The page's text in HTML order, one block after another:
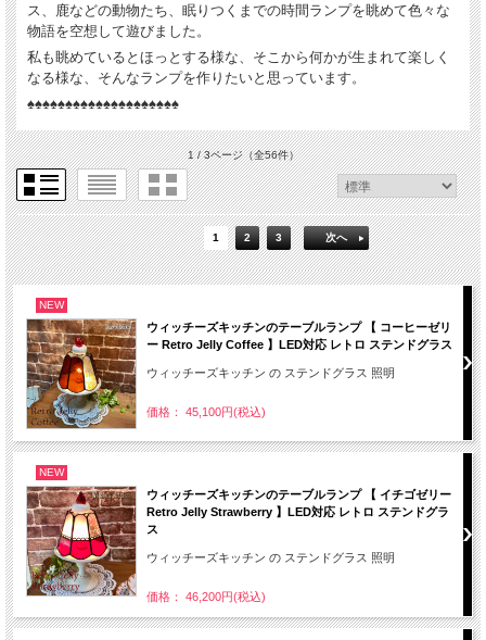
ス、鹿などの動物たち、眠りつくまでの時間ランプを眺めて色々な
物語を空想して遊びました。
私も眺めているとほっとする様な、そこから何かが生まれて楽しく
なる様な、そんなランプを作りたいと思っています。
♠♠♠♠♠♠♠♠♠♠♠♠♠♠♠♠♠♠♠♠
1 / 3ページ（全56件）
1 2 3 次へ
NEW
ウィッチーズキッチンのテーブルランプ 【 コーヒーゼリ
ー Retro Jelly Coffee 】LED対応 レトロ ステンドグラス
ウィッチーズキッチン の ステンドグラス 照明
価格： 45,100円(税込)
NEW
ウィッチーズキッチンのテーブルランプ 【 イチゴゼリー
Retro Jelly Strawberry 】LED対応 レトロ ステンドグラ
ス
ウィッチーズキッチン の ステンドグラス 照明
価格： 46,200円(税込)